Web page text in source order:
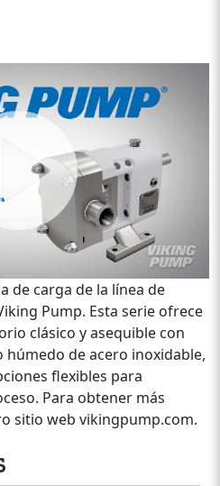
de carga de la línea de
Pump. Esta serie ofrece
clásico y asequible con
de acero inoxidable,
flexibles para
Para obtener más
sitio web vikingpump.com.